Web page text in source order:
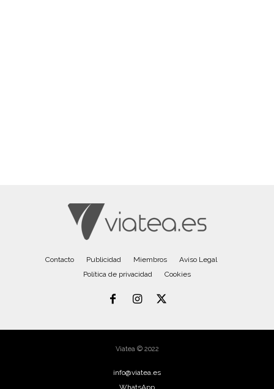
Contacto Publicidad Miembros
Aviso Legal
Política de privacidad
Cookies
Viatea © 2022
info@viatea.es